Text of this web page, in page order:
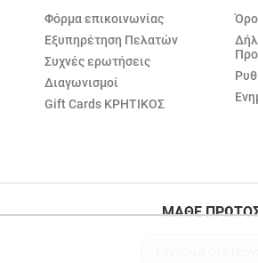
Φόρμα επικοινωνίας
Εξυπηρέτηση Πελατών
Συχνές ερωτήσεις
Διαγωνισμοί
Gift Cards ΚΡΗΤΙΚΟΣ
ΜΑΘΕ